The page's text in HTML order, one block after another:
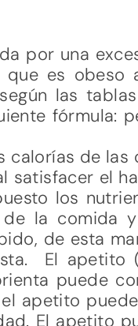
por una
es obeso
las
fórmula:
calorías de las
el
los
la comida
de esta
El
puede
apetito
El apetito